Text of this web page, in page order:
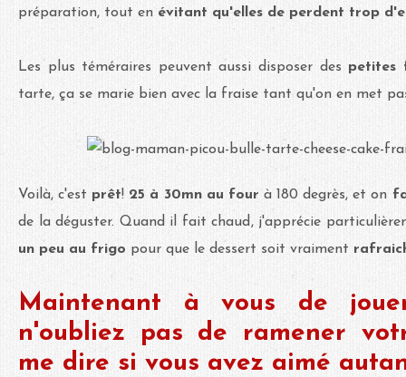
préparation, tout en évitant qu'elles de perdent trop
Les plus téméraires peuvent aussi disposer des petites
tarte, ça se marie bien avec la fraise tant qu'on en met
Voilà, c'est prêt! 25 à 30mn au four à 180 degrès, et on
de la déguster. Quand il fait chaud, j'apprécie
un peu au frigo pour que le dessert soit vraiment
Maintenant à vous de
n'oubliez pas de ramener
me dire si vous avez aimé